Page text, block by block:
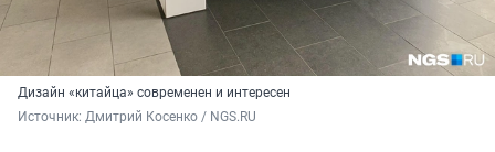
Дизайн «китайца» современен и интересен
Источник: Дмитрий Косенко / NGS.RU